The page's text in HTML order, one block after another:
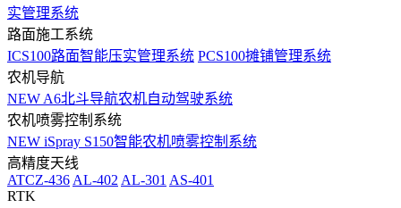
实管理系统
路面施工系统
ICS100路面智能压实管理系统 PCS100摊铺管理系统
农机导航
NEW A6北斗导航农机自动驾驶系统
农机喷雾控制系统
NEW iSpray S150智能农机喷雾控制系统
高精度天线
ATCZ-436 AL-402 AL-301 AS-401
RTK